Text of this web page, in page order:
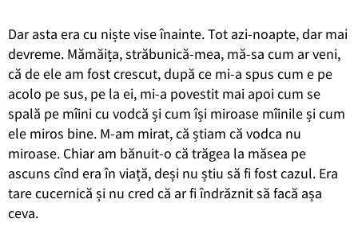
Dar asta era cu niște vise înainte. Tot azi-noapte, dar mai
devreme. Mămăița, străbunică-mea, mă-sa cum ar veni,
că de ele am fost crescut, după ce mi-a spus cum e pe
acolo pe sus, pe la ei, mi-a povestit mai apoi cum se
spală pe mîini cu vodcă și cum își miroase mîinile și cum
ele miros bine. M-am mirat, că știam că vodca nu
miroase. Chiar am bănuit-o că trăgea la măsea pe
ascuns cînd era în viață, deși nu știu să fi fost cazul. Era
tare cucernică și nu cred că ar fi îndrăznit să facă așa
ceva.